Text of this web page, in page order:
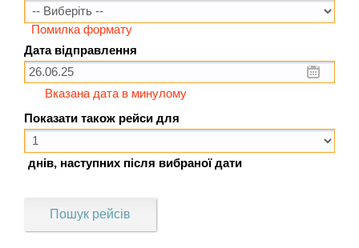
Помилка формату
Дата відправлення
Вказана дата в минулому
Показати також рейси для
днів, наступних після вибраної дати
Пошук рейсів